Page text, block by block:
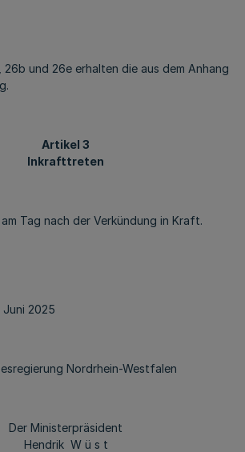
26b und 26e erhalten die aus dem Anhang
Artikel 3
Inkrafttreten
Tag nach der Verkündung in Kraft.
Juni 2025
Nordrhein-Westfalen
Der Ministerpräsident
Hendrik W ü s t